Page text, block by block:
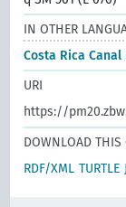
IN OTHER
Costa Rica Canal
URI
https://
DOWNLOAD THIS
RDF/XML TURTLE